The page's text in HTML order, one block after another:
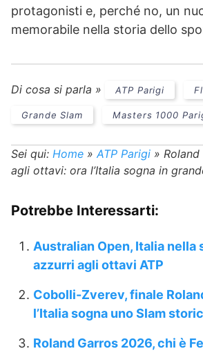
protagonisti e, perché no, un
memorabile nella storia dello
Di cosa si parla » ATP Parigi
Grande Slam Masters 1000
Sei qui: Home » ATP Parigi »
agli ottavi: ora l’Italia sogna in
Potrebbe Interessarti:
Australian Open, Italia nella
azzurri agli ottavi ATP
Cobolli-Zverev, finale
l’Italia sogna uno Slam
Roland Garros 2026, chi è